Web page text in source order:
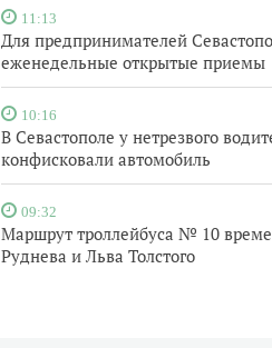
11:13
Для предпринимателей
еженедельные открытые приемы
10:16
В Севастополе у нетрезвого
конфисковали автомобиль
09:32
Маршрут троллейбуса № 10
Руднева и Льва Толстого